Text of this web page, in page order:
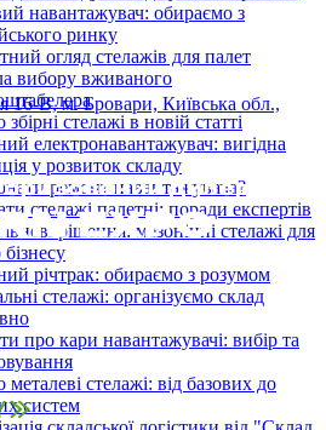
навантажувач: обираємо з
ринку
огляд стелажів для палет
вибору вживаного
стелажі в новій статті
електронавантажувач: вигідна
у розвиток складу
ремонт навантажувача?
стелажі палетні: поради експертів
рішення: мезонінні стелажі для
річтрак: обираємо з розумом
стелажі: організуємо склад
про кари навантажувачі: вибір та
металеві стелажі: від базових до
систем
16-В, м. Бровари, Київська обл.,